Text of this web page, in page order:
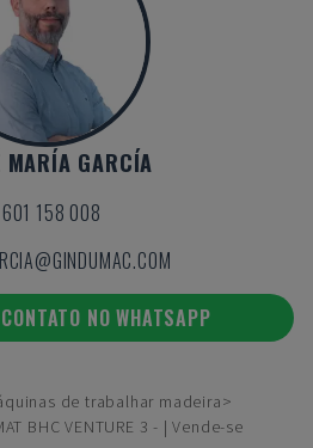
MARÍA GARCÍA
158 008
NO WHATSAPP
de trabalhar madeira
BHC VENTURE 3 - | Vende-se